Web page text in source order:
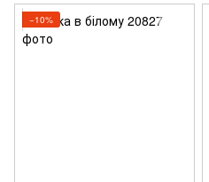
−10%